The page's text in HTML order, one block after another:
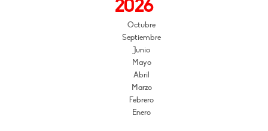
2026
Octubre
Septiembre
Junio
Mayo
Abril
Marzo
Febrero
Enero